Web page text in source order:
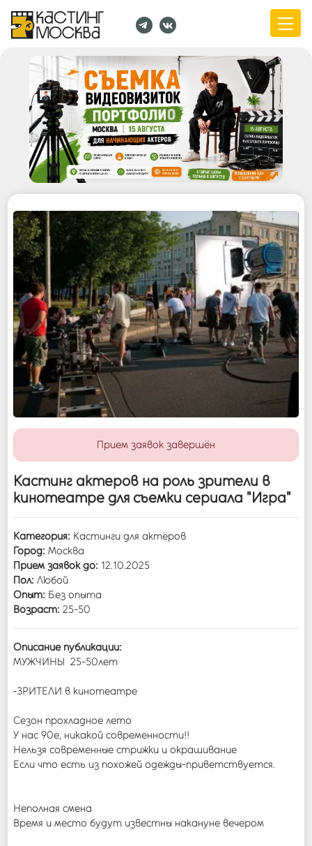
Войти
Кастинг актеров на роль зрители в
кинотеатре для съемки сериала "Игра"
Категория: Кастинги для актёров
Город: Москва
Прием заявок до: 12.10.2025
Пол: Любой
Опыт: Без опыта
Возраст: 25-50
Описание публикации:
МУЖЧИНЫ 25-50лет
‐ЗРИТЕЛИ в кинотеатре
Сезон прохладное лето
У нас 90е, никакой современности!!
Нельзя современные стрижки и окрашивание
Если что есть из похожей одежды-приветствуется.
Неполная смена
Время и место будут известны накануне вечером
Прием заявок завершён